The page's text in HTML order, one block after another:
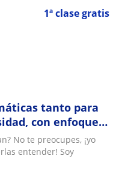
1ª clase gratis
tanto para
con enfoque
No te preocupes, ¡yo
entender! Soy